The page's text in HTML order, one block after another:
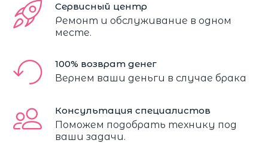
Сервисный центр
Ремонт и обслуживание в одном
месте.
100% возврат денег
Вернем ваши деньги в случае брака
Консультация специалистов
Поможем подобрать технику под
ваши задачи.